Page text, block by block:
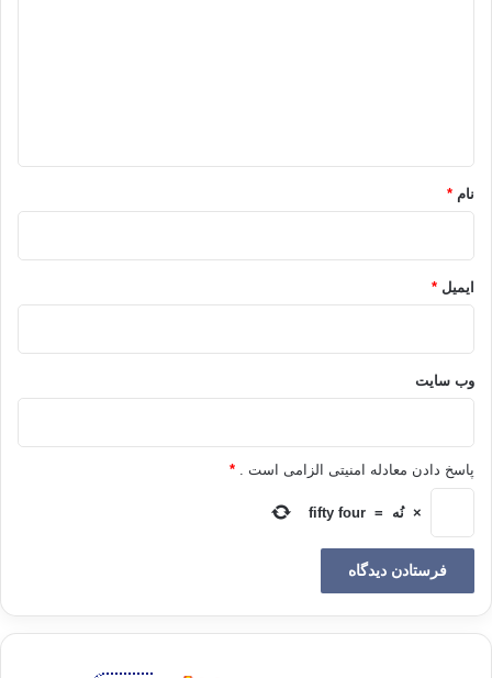
نام *
ایمیل *
وب‌ سایت
پاسخ دادن معادله امنیتی الزامی است . *
× نُه =
fifty four